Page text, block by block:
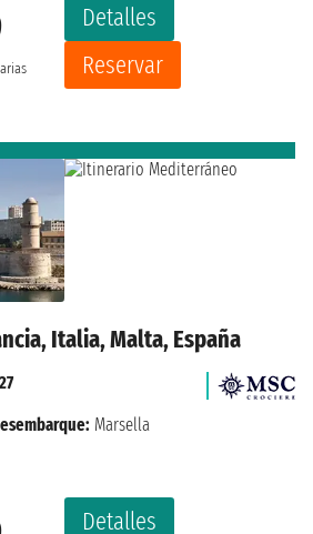
Detalles
Reservar
Italia, Malta, España
Detalles
Marsella